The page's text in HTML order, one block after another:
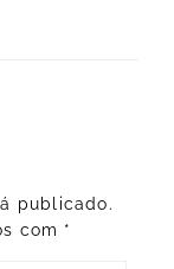
publicado.
com *